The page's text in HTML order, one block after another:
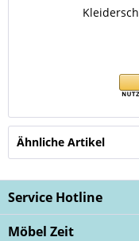
Ähnliche Artikel
Service Hotline
Möbel Zeit